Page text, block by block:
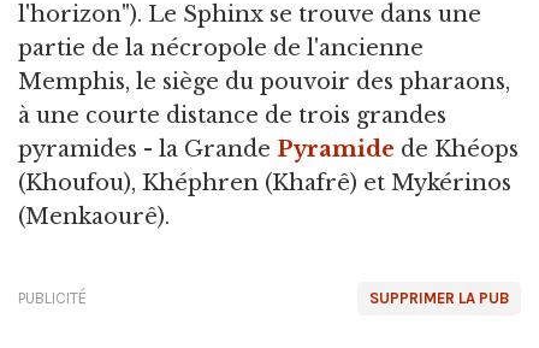
l'horizon"). Le Sphinx se trouve dans une
partie de la nécropole de l'ancienne
Memphis, le siège du pouvoir des pharaons,
à une courte distance de trois grandes
pyramides - la Grande Pyramide de Khéops
(Khoufou), Khéphren (Khafrê) et Mykérinos
(Menkaourê).
SUPPRIMER LA PUB
PUBLICITÉ